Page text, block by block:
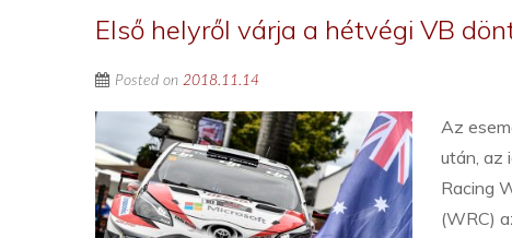
Első helyről várja a hétvégi VB
Posted on 2018.11.14
Az
után, az
Racing
(WRC)